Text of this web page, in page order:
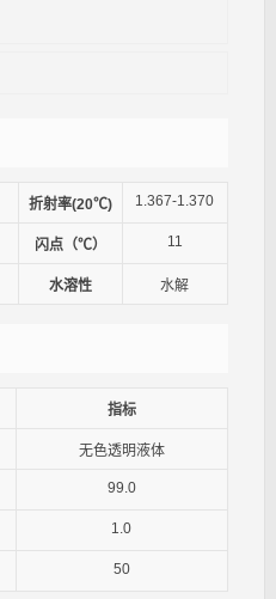
折射率(20℃) 1.367-1.370
闪点（℃） 11
水溶性 水解
指标
无色透明液体
99.0
1.0
50